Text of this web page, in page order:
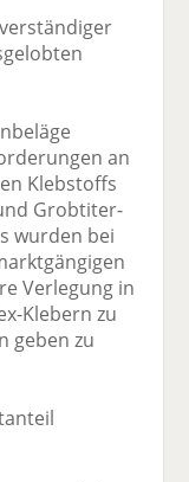
an
Klebstoffs
Grobtiter-
wurden bei
Verlegung in
Klebern zu
geben zu